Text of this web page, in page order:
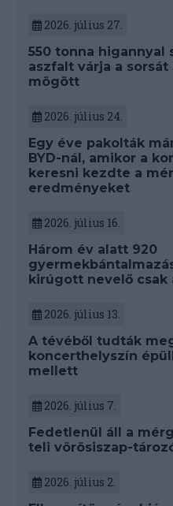
2026. július 27.
550 tonna higannyal
aszfalt várja a sorsát
mögött
2026. július 24.
Egy éve pakolták
BYD-nál, amikor a
keresni kezdte a
eredményeket
2026. július 16.
Három év alatt 920
kirúgott nevelő csak
2026. július 13.
A tévéből tudták
koncerthelyszín
mellett
2026. július 7.
Fedetlenül áll a
teli vörösiszap-
2026. július 2.